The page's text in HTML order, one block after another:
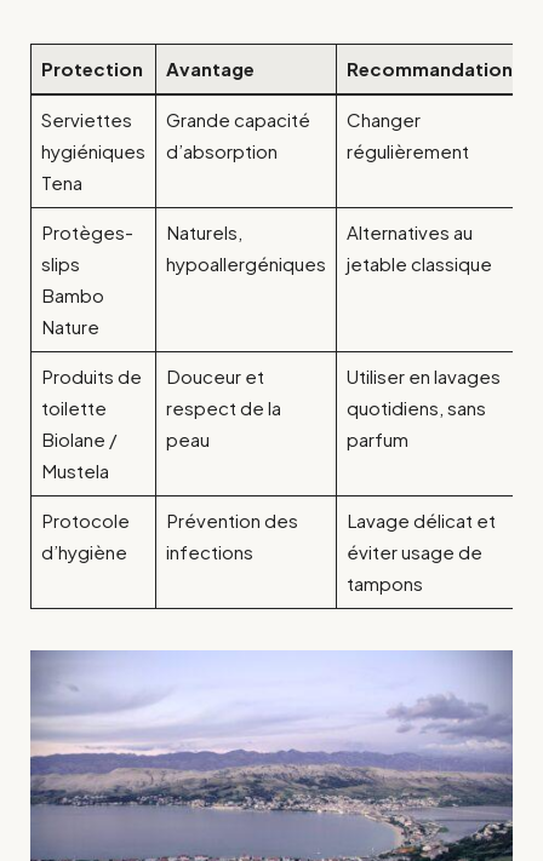
Protection Avantage Recommandations
Serviettes
hygiéniques
Tena
Grande capacité
d’absorption
Changer
régulièrement
Protèges-
slips
Bambo
Nature
Naturels,
hypoallergéniques
Alternatives au
jetable classique
Produits de
toilette
Biolane /
Mustela
Douceur et
respect de la
peau
Utiliser en lavages
quotidiens, sans
parfum
Protocole
d’hygiène
Prévention des
infections
Lavage délicat et
éviter usage de
tampons